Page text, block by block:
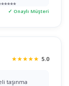
✓ Onaylı Müşteri
★★★★★ 5.0
taşınma